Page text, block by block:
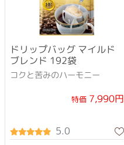
ドリップバッグ マイルド
ブレンド 192袋
コクと苦みのハーモニー
特価7,990円
5.0